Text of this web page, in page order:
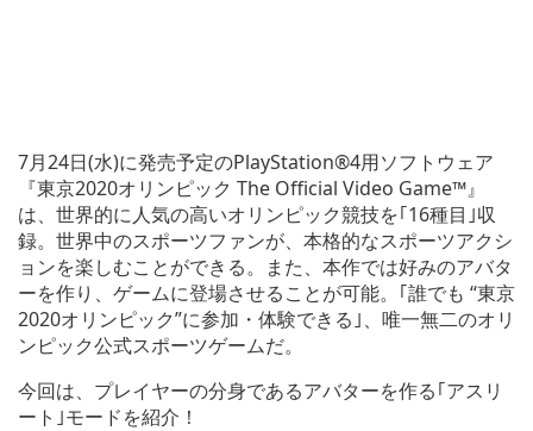
7月24日(水)に発売予定のPlayStation®4用ソフトウェア
『東京2020オリンピック The Official Video Game™』
は、世界的に人気の高いオリンピック競技を｢16種目｣収
録。世界中のスポーツファンが、本格的なスポーツアクシ
ョンを楽しむことができる。また、本作では好みのアバタ
ーを作り、ゲームに登場させることが可能。｢誰でも “東京
2020オリンピック”に参加・体験できる｣、唯一無二のオリ
ンピック公式スポーツゲームだ。
今回は、プレイヤーの分身であるアバターを作る｢アスリ
ート｣モードを紹介！